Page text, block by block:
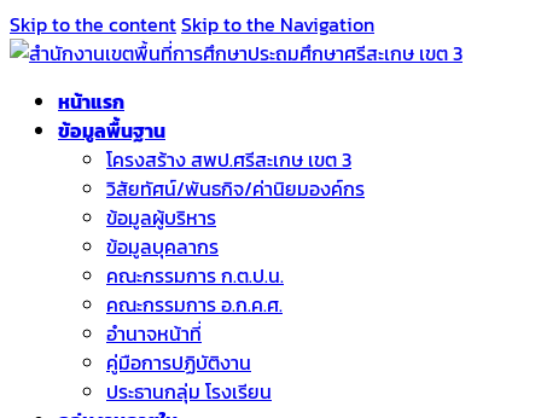
Skip to the contentSkip to the Navigation
หน้าแรก
ข้อมูลพื้นฐาน
โครงสร้าง สพป.ศรีสะเกษ เขต 3
วิสัยทัศน์/พันธกิจ/ค่านิยมองค์กร
ข้อมูลผู้บริหาร
ข้อมูลบุคลากร
คณะกรรมการ ก.ต.ป.น.
คณะกรรมการ อ.ก.ค.ศ.
อำนาจหน้าที่
คู่มือการปฏิบัติงาน
ประธานกลุ่ม โรงเรียน